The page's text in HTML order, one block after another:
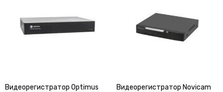
Видеорегистратор Optimus
Видеорегистратор Novicam